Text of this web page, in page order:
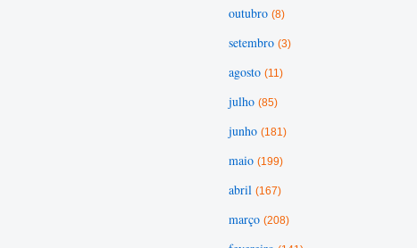
outubro (8)
setembro (3)
agosto (11)
julho (85)
junho (181)
maio (199)
abril (167)
março (208)